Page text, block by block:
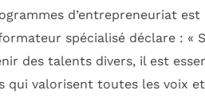
d’entrepreneuriat est
spécialisé déclare : «
des talents divers, il est
qui valorisent toutes les voix et